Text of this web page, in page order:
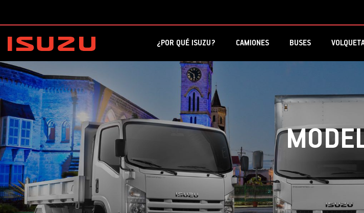
¿POR QUÉ ISUZU? CAMIONES BUSES